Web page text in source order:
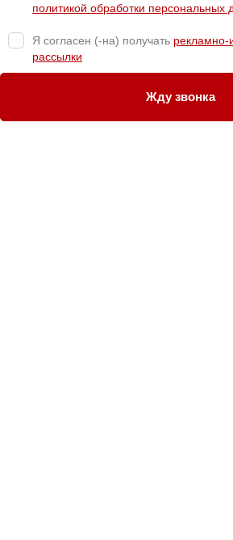
политикой обработки персональных
Я согласен (-на) получать
рассылки
Жду звонка